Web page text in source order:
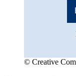
© Creative